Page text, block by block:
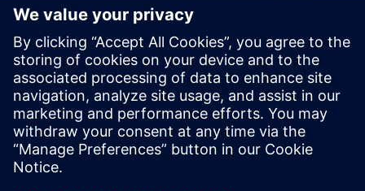
사례 연구
다양한 산업에서 복합재의 사
용이 점점 더 늘어나고 있습니
다. 복합재는 금속보다 강도가
더 높고, 무게는 더 가볍고, 부
식에 대한 저항력이 더 강합니
다.